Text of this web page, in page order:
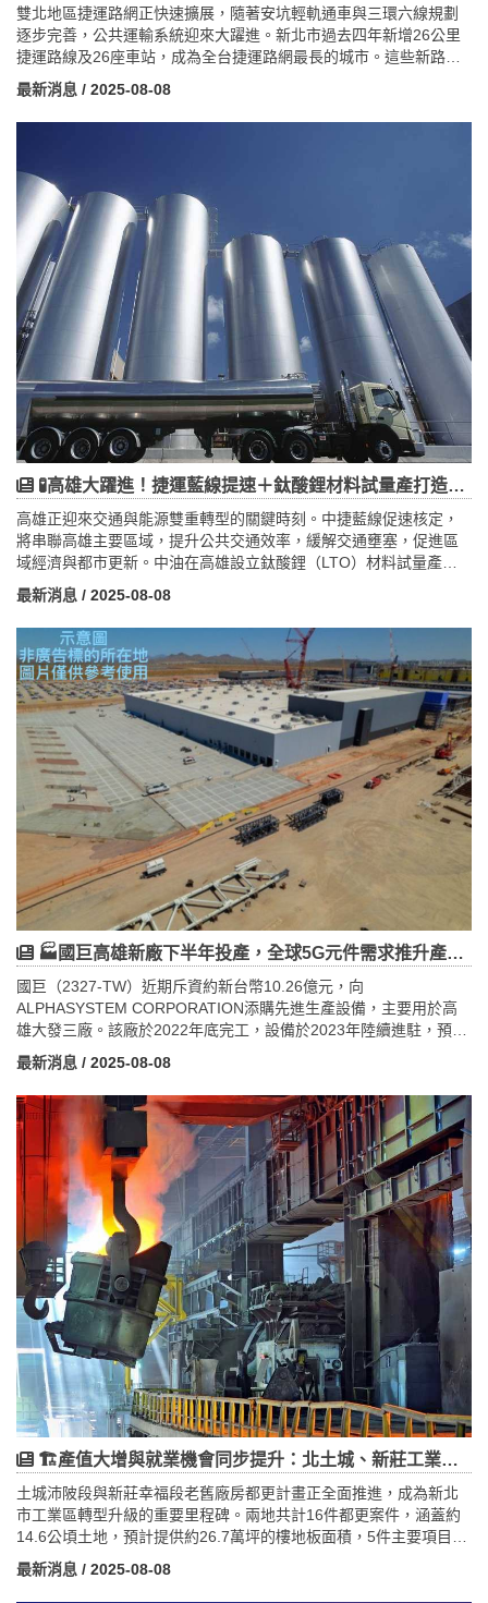
雙北地區捷運路網正快速擴展，隨著安坑輕軌通車與三環六線規劃
逐步完善，公共運輸系統迎來大躍進。新北市過去四年新增26公里
捷運路線及26座車站，成為全台捷運路網最長的城市。這些新路線
不僅縮短市民通勤時間，也促進捷運沿線區域的經濟與房地產發
展。特別是信義線東延段、三鶯線與新北五泰輕軌等重要路線，帶
動商業活動與居民生活便利性提升。政府積極推動交通導向開發
環境負擔，提升生活品質。未來雙北捷運路網將覆蓋更多人口密集
區，打造智慧且永續的都市交通環境，進一步提升城市競爭力與市
民幸福感。這一波捷運擴建不僅是交通基礎建設，更是推動都市轉
型與經濟發展的重要引擎，值得投資人與市民密切關注。
最新消息 / 2025-08-08
🧪高雄大躍進！捷運藍線提速＋鈦酸鋰材料試量產打造智慧綠能城
高雄正迎來交通與能源雙重轉型的關鍵時刻。中捷藍線促速核定，
將串聯高雄主要區域，提升公共交通效率，緩解交通壅塞，促進區
域經濟與都市更新。中油在高雄設立鈦酸鋰（LTO）材料試量產工
場，推動綠能電池材料技術創新，支持電動巴士及大型儲能系統，
助力能源轉型與2050淨零碳排目標。藍線與鈦酸鋰材料雙重推動，
不僅提升高雄交通便利性和產業競爭力，也吸引投資與人才聚集，
促進智慧城市與綠色經濟發展。專家建議投資人關注捷運沿線房地
產與綠能產業鏈相關企業，掌握政策紅利與市場機會。未來，高雄
將成為智慧綠能城市典範，實現經濟繁榮與環境永續的雙贏，為台
灣邁向低碳經濟新紀元奠定堅實基礎。
最新消息 / 2025-08-08
🏭國巨高雄新廠下半年投產，全球5G元件需求推升產能大幅成長！
國巨（2327-TW）近期斥資約新台幣10.26億元，向
ALPHASYSTEM CORPORATION添購先進生產設備，主要用於高
雄大發三廠。該廠於2022年底完工，設備於2023年陸續進駐，預計
2024年下半年正式量產，整體MLCC產能將提升約10%。此次擴產
聚焦5G通信、車用及工業規格等高階產品，彰顯國巨積極應對市場
需求升級與產業變革的決心。新增設備具備高度自動化與智慧監控
功能，提升產品良率與生產效率，降低成本。國巨持續拓展高階
MLCC及電阻產品線，配合全球被動元件市場成長趨勢，強化技術差
異化與競爭優勢。整體擴產計畫將提升國巨全球市場地位，促進營
收與獲利增長，為股東創造長期價值。
最新消息 / 2025-08-08
🏗️產值大增與就業機會同步提升：北土城、新莊工業區翻轉計畫！
土城沛陂段與新莊幸福段老舊廠房都更計畫正全面推進，成為新北
市工業區轉型升級的重要里程碑。兩地共計16件都更案件，涵蓋約
14.6公頃土地，預計提供約26.7萬坪的樓地板面積，5件主要項目已
進入施工或完工階段。透過協議合建與自行興建方式，這些老廠房
將更新為現代化高樓層廠房，配備寬敞人行道、綠帶及開放空間，
最新消息 / 2025-08-08